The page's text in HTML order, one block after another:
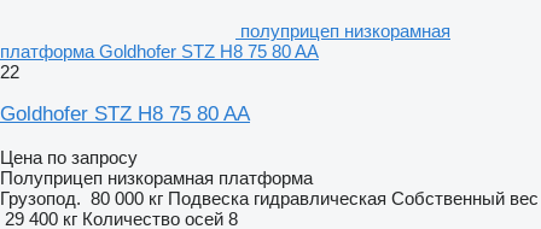
полуприцеп низкорамная
платформа Goldhofer STZ H8 75 80 AA
22
Goldhofer STZ H8 75 80 AA
Цена по запросу
Полуприцеп низкорамная платформа
Грузопод. 80 000 кг Подвеска гидравлическая Собственный вес
29 400 кг Количество осей 8